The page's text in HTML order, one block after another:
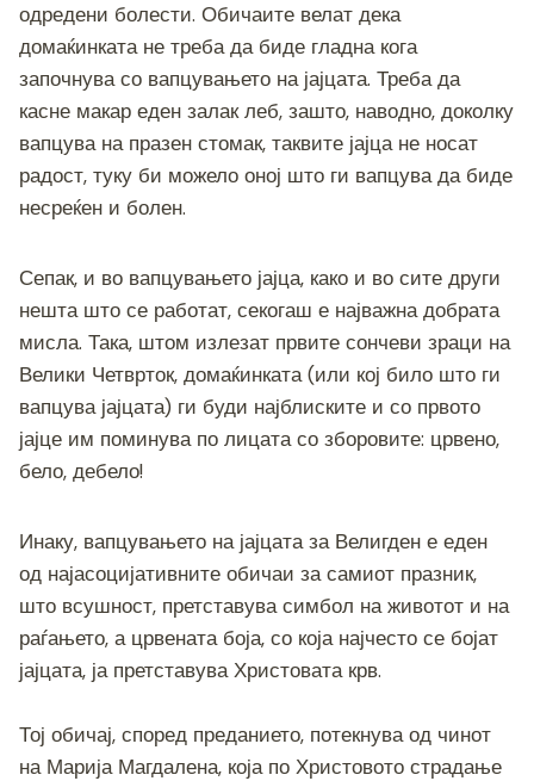
одредени болести. Обичаите велат дека
домаќинката не треба да биде гладна кога
започнува со вапцувањето на јајцата. Треба да
касне макар еден залак леб, зашто, наводно, доколку
вапцува на празен стомак, таквите јајца не носат
радост, туку би можело оној што ги вапцува да биде
несреќен и болен.
Сепак, и во вапцувањето јајца, како и во сите други
нешта што се работат, секогаш е најважна добрата
мисла. Така, штом излезат првите сончеви зраци на
Велики Четврток, домаќинката (или кој било што ги
вапцува јајцата) ги буди најблиските и со првото
јајце им поминува по лицата со зборовите: црвено,
бело, дебело!
Инаку, вапцувањето на јајцата за Велигден е еден
од најасоцијативните обичаи за самиот празник,
што всушност, претставува симбол на животот и на
раѓањето, а црвената боја, со која најчесто се бојат
јајцата, ја претставува Христовата крв.
Тој обичај, според преданието, потекнува од чинот
на Марија Магдалена, која по Христовото страдање